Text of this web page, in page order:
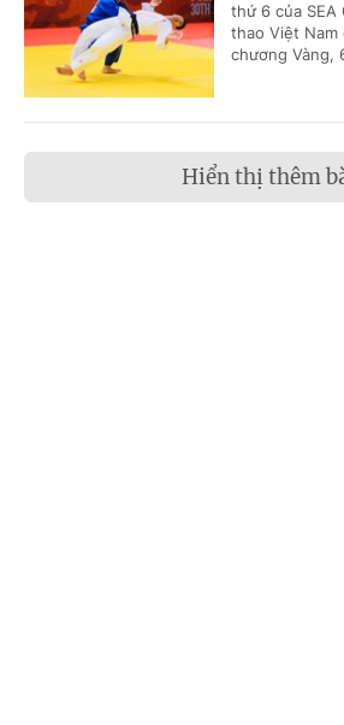
thứ 6 của SEA
thao Việt Nam
chương Vàng,
Hiển thị thêm